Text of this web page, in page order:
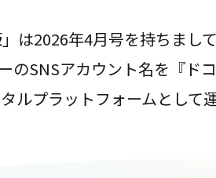
は2026年4月号を持ちまし
のSNSアカウント名を『ド
ルプラットフォームとして